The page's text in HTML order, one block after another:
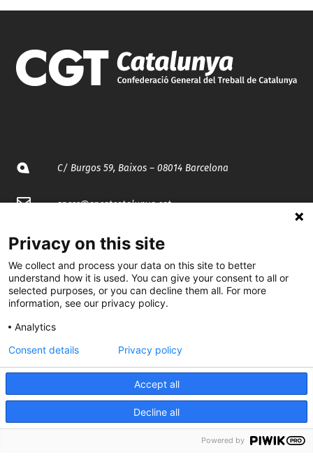
C/ Burgos 59, Baixos – 08014 Barcelona
spccc@spcgtcatalunya.cat
935 120 481
@CGTCatalunya
cgtcatalunya
CGTCatalunya
Desenvolupat per
Privacy on this site
We collect and process your data on this site to better
understand how it is used. You can give your consent to all or
selected purposes, or you can decline them all. For more
information, see our privacy policy.
Analytics
Accept all
Decline all
Consent details Privacy policy
Powered by